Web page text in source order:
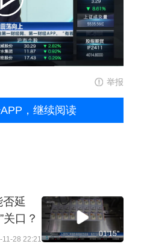
举报
，继续阅读
延
口？
11-28 22:21
01'15''